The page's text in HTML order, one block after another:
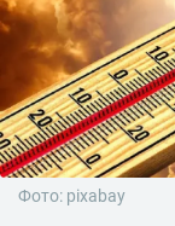
Фото: pixabay